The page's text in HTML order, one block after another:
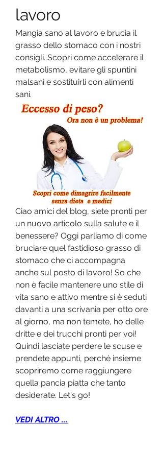
lavoro
Mangia sano al lavoro e brucia il
grasso dello stomaco con i nostri
consigli. Scopri come accelerare il
metabolismo, evitare gli spuntini
malsani e sostituirli con alimenti
sani.
Ciao amici del blog, siete pronti per
un nuovo articolo sulla salute e il
benessere? Oggi parliamo di come
bruciare quel fastidioso grasso di
stomaco che ci accompagna
anche sul posto di lavoro! So che
non è facile mantenere uno stile di
vita sano e attivo mentre si è seduti
davanti a una scrivania per otto ore
al giorno, ma non temete, ho delle
dritte e dei trucchi pronti per voi!
Quindi lasciate perdere le scuse e
prendete appunti, perché insieme
scopriremo come raggiungere
quella pancia piatta che tanto
desiderate. Let's go!
VEDI ALTRO ...